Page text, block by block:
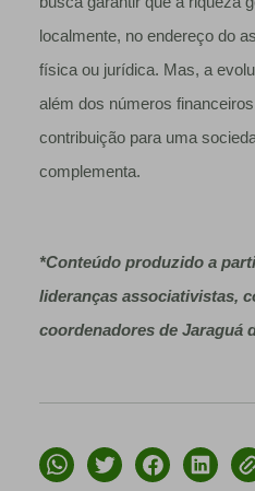
localmente, no endereço do
física ou jurídica. Mas, a
além dos números
contribuição para uma
complementa.
*Conteúdo produzido a
lideranças associativistas,
coordenadores de Jaraguá